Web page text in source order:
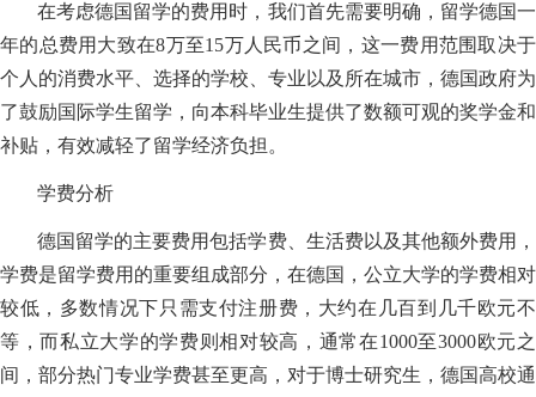
在考虑德国留学的费用时，我们首先需要明确，留学德国一
年的总费用大致在8万至15万人民币之间，这一费用范围取决于
个人的消费水平、选择的学校、专业以及所在城市，德国政府为
了鼓励国际学生留学，向本科毕业生提供了数额可观的奖学金和
补贴，有效减轻了留学经济负担。
学费分析
德国留学的主要费用包括学费、生活费以及其他额外费用，
学费是留学费用的重要组成部分，在德国，公立大学的学费相对
较低，多数情况下只需支付注册费，大约在几百到几千欧元不
等，而私立大学的学费则相对较高，通常在1000至3000欧元之
间，部分热门专业学费甚至更高，对于博士研究生，德国高校通